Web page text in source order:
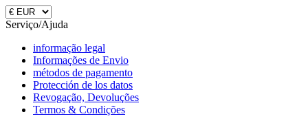
Serviço/Ajuda
informação legal
Informações de Envio
métodos de pagamento
Protección de los datos
Revogação, Devoluções
Termos & Condições